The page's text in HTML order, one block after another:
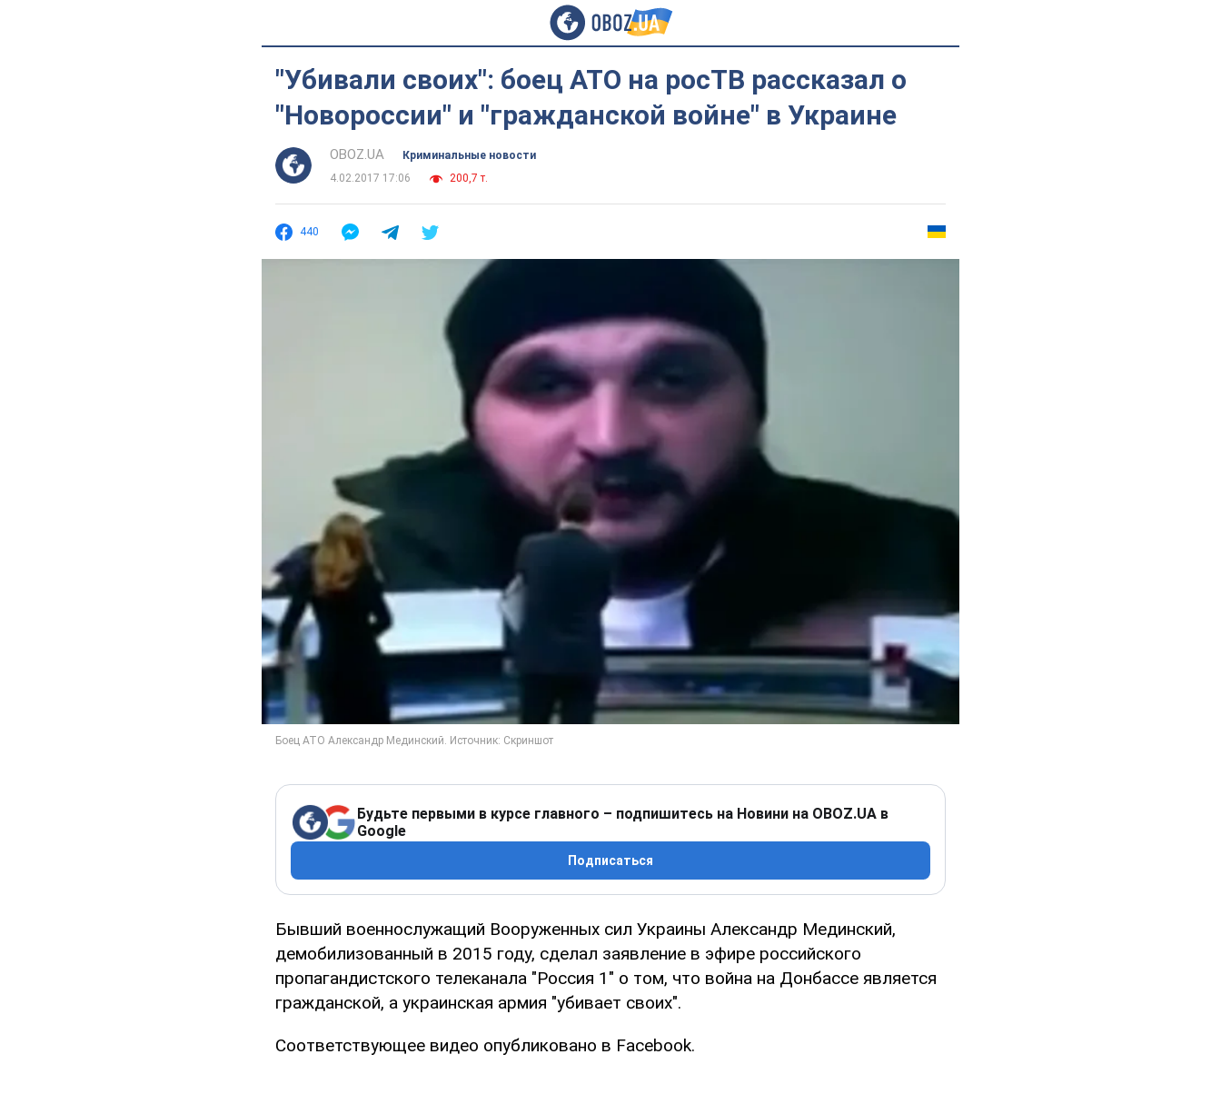
"Убивали своих": боец АТО на росТВ рассказал о
"Новороссии" и "гражданской войне" в Украине
OBOZ.UA
Криминальные новости
4.02.2017 17:06
200,7 т.
440
Будьте первыми в курсе главного – подпишитесь на Новини на OBOZ.UA в
Google
Подписаться
Бывший военнослужащий Вооруженных сил Украины Александр Мединский,
демобилизованный в 2015 году, сделал заявление в эфире российского
пропагандистского телеканала "Россия 1" о том, что война на Донбассе является
гражданской, а украинская армия "убивает своих".
Соответствующее видео опубликовано в Facebook.